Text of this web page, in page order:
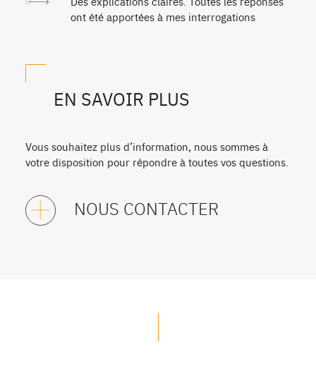
ont été apportées à mes interrogations
EN SAVOIR PLUS
Vous souhaitez plus d’information, nous sommes à
votre disposition pour répondre à toutes vos questions.
NOUS CONTACTER